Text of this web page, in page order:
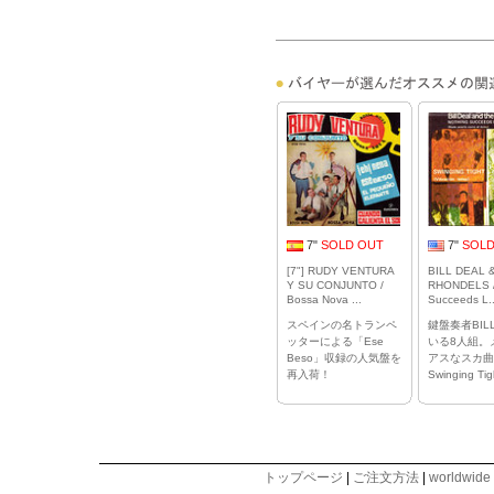
7" SOLD OUT
[7"] RUDY VENTURA
Y SU CONJUNTO /
Bossa Nova ...
スペインの名トランペ
ッターによる「Ese
Beso」収録の人気盤を
再入荷！
7"
BILL DEAL
RHONDELS
Succeeds
鍵盤奏者
いる8人組。
アスなスカ
Swinging
トップページ | ご注文方法 | worldwide